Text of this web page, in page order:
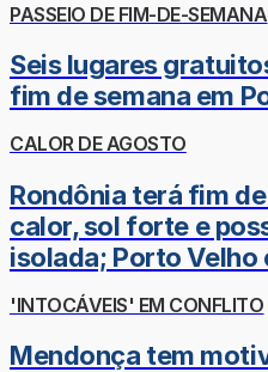
PASSEIO DE FIM-DE-SEMANA
Seis lugares
fim de semana em
CALOR DE AGOSTO
Rondônia terá fim
calor, sol forte e
isolada; Porto Velho
'INTOCÁVEIS' EM CONFLITO
Mendonça tem